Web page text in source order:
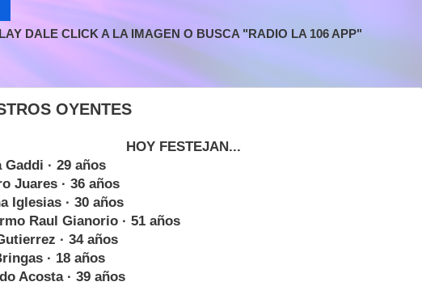
DALE CLICK A LA IMAGEN O BUSCA "RADIO LA 106 APP"
OYENTES
HOY FESTEJAN...
Gaddi · 29 años
Juares · 36 años
Iglesias · 30 años
Raul Gianorio · 51 años
· 34 años
· 18 años
Acosta · 39 años